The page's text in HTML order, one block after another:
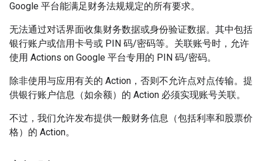
Google 平台能满足财务法规规定的所有要求。
无法通过对话界面收集财务数据或身份验证数据。其中包括
银行账户或信用卡号或 PIN 码/密码等。关联账号时，允许
使用 Actions on Google 平台专用的 PIN 码/密码。
除非使用与应用有关的 Action，否则不允许点对点传输。提
供银行账户信息（如余额）的 Action 必须实现账号关联。
不过，我们允许发布提供一般财务信息（包括利率和股票价
格）的 Action。